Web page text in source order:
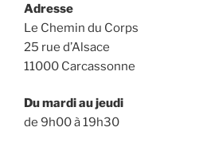
Adresse
Le Chemin du Corps
25 rue d’Alsace
11000 Carcassonne
Du mardi au jeudi
de 9h00 à 19h30